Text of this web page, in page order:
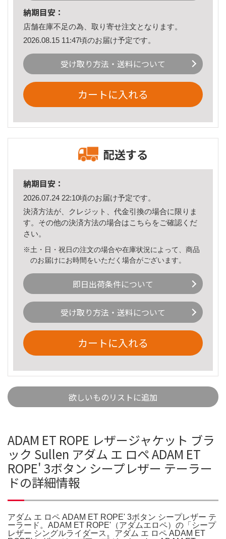
納期目安：
店舗在庫不足の為、取り寄せ注文となります。
2026.08.15 11:47頃のお届け予定です。
受け取り方法・送料について
カートに入れる
配送する
納期目安：
2026.07.24 22:10頃のお届け予定です。
決済方法が、クレジット、代金引換の場合に限りま
す。その他の決済方法の場合はこちら をご確認くだ
さい。
※土・日・祝日の注文の場合や在庫状況によって、商品
のお届けにお時間をいただく場合がございます。
即日出荷条件について
受け取り方法・送料について
カートに入れる
欲しいものリストに追加
ADAM ET ROPE レザージャケット ブラ
ック Sullen アダム エ ロペ ADAM ET
ROPE' 3ボタン シープレザー テーラー
ドの詳細情報
アダム エ ロペ ADAM ET ROPE' 3ボタン シープレザー テ
ーラード。ADAM ET ROPE'（アダムエロペ）の「シープ
レザー シングルライダース。アダム エ ロペ ADAM ET